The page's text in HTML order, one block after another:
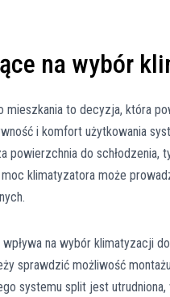
na wybór
to decyzja, która
i komfort użytkowania
powierzchnia do schłodzenia,
klimatyzatora może
na wybór klimatyzacji
sprawdzić możliwość
systemu split jest